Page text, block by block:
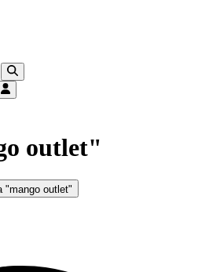
outlet"
"mango outlet"